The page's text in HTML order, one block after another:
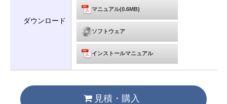
ダウンロード
マニュアル(0.6MB)
ソフトウェア
インストールマニュアル
見積・購入